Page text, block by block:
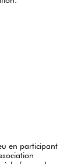
en participant